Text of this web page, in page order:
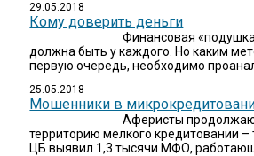
29.05.2018
Кому доверить деньги
Финансовая
должна быть у каждого. Но каким
первую очередь, необходимо
25.05.2018
Мошенники в
Аферисты
территорию мелкого кредитовании –
ЦБ выявил 1,3 тысячи МФО,